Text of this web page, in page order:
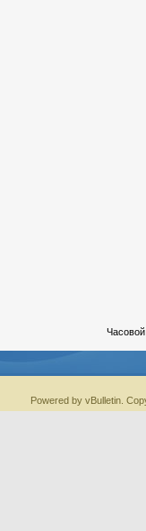
Powered by vBulletin.